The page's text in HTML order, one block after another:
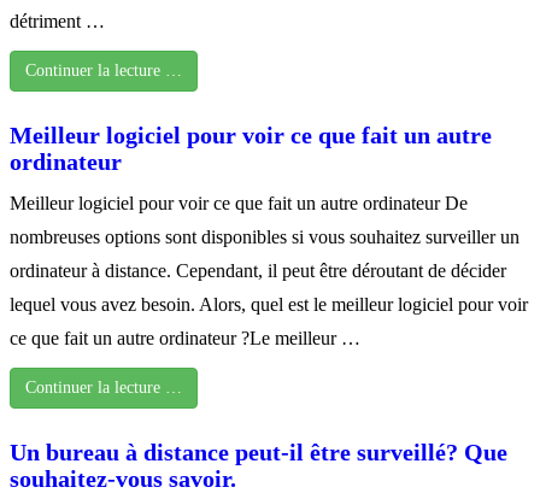
détriment …
Continuer la lecture …
Meilleur logiciel pour voir ce que fait un autre
ordinateur
Meilleur logiciel pour voir ce que fait un autre ordinateur De
nombreuses options sont disponibles si vous souhaitez surveiller un
ordinateur à distance. Cependant, il peut être déroutant de décider
lequel vous avez besoin. Alors, quel est le meilleur logiciel pour voir
ce que fait un autre ordinateur ?Le meilleur …
Continuer la lecture …
Un bureau à distance peut-il être surveillé? Que
souhaitez-vous savoir.